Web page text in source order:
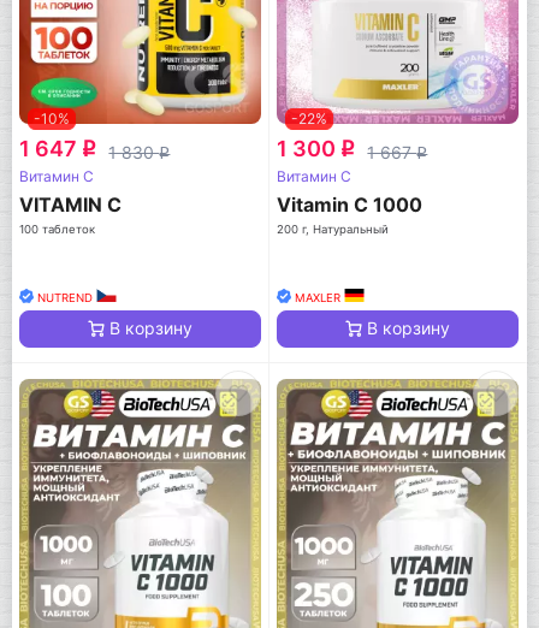
-10%
1 647 q 1 830q
Витамин C
VITAMIN C
100 таблеток
NUTREND
В корзину
-22%
1 300 q 1 667q
Витамин C
Vitamin C 1000
200 г, Натуральный
MAXLER
В корзину